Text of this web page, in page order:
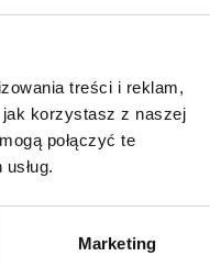
treści i reklam,
jak korzystasz z naszej
połączyć te
Marketing